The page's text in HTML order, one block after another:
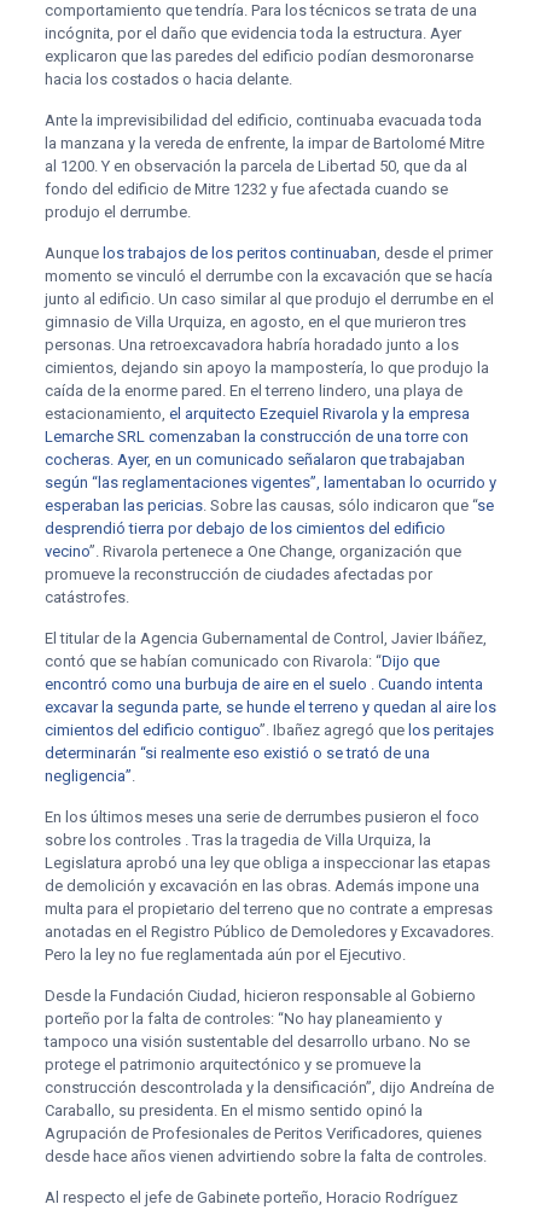
comportamiento que tendría. Para los técnicos se trata de una
incógnita, por el daño que evidencia toda la estructura. Ayer
explicaron que las paredes del edificio podían desmoronarse
hacia los costados o hacia delante.
Ante la imprevisibilidad del edificio, continuaba evacuada toda
la manzana y la vereda de enfrente, la impar de Bartolomé Mitre
al 1200. Y en observación la parcela de Libertad 50, que da al
fondo del edificio de Mitre 1232 y fue afectada cuando se
produjo el derrumbe.
Aunque los trabajos de los peritos continuaban, desde el primer
momento se vinculó el derrumbe con la excavación que se hacía
junto al edificio. Un caso similar al que produjo el derrumbe en el
gimnasio de Villa Urquiza, en agosto, en el que murieron tres
personas. Una retroexcavadora habría horadado junto a los
cimientos, dejando sin apoyo la mampostería, lo que produjo la
caída de la enorme pared. En el terreno lindero, una playa de
estacionamiento, el arquitecto Ezequiel Rivarola y la empresa
Lemarche SRL comenzaban la construcción de una torre con
cocheras. Ayer, en un comunicado señalaron que trabajaban
según “las reglamentaciones vigentes”, lamentaban lo ocurrido y
esperaban las pericias. Sobre las causas, sólo indicaron que “se
desprendió tierra por debajo de los cimientos del edificio
vecino”. Rivarola pertenece a One Change, organización que
promueve la reconstrucción de ciudades afectadas por
catástrofes.
El titular de la Agencia Gubernamental de Control, Javier Ibáñez,
contó que se habían comunicado con Rivarola: “Dijo que
encontró como una burbuja de aire en el suelo . Cuando intenta
excavar la segunda parte, se hunde el terreno y quedan al aire los
cimientos del edificio contiguo”. Ibañez agregó que los peritajes
determinarán “si realmente eso existió o se trató de una
negligencia”.
En los últimos meses una serie de derrumbes pusieron el foco
sobre los controles . Tras la tragedia de Villa Urquiza, la
Legislatura aprobó una ley que obliga a inspeccionar las etapas
de demolición y excavación en las obras. Además impone una
multa para el propietario del terreno que no contrate a empresas
anotadas en el Registro Público de Demoledores y Excavadores.
Pero la ley no fue reglamentada aún por el Ejecutivo.
Desde la Fundación Ciudad, hicieron responsable al Gobierno
porteño por la falta de controles: “No hay planeamiento y
tampoco una visión sustentable del desarrollo urbano. No se
protege el patrimonio arquitectónico y se promueve la
construcción descontrolada y la densificación”, dijo Andreína de
Caraballo, su presidenta. En el mismo sentido opinó la
Agrupación de Profesionales de Peritos Verificadores, quienes
desde hace años vienen advirtiendo sobre la falta de controles.
Al respecto el jefe de Gabinete porteño, Horacio Rodríguez